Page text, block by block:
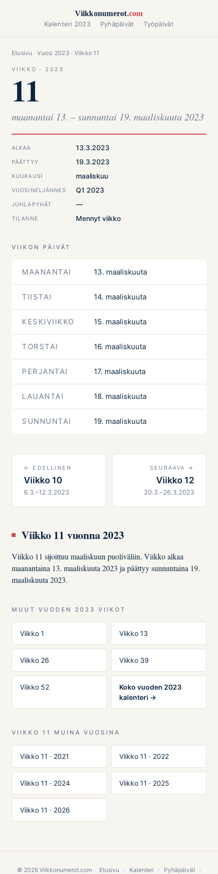
Viikkonumerot.com
Kalenteri 2023 Pyhäpäivät Työpäivät
Etusivu ·Vuosi 2023 · Viikko 11
VIIKKO · 2023
11
maanantai 13. – sunnuntai 19. maaliskuuta 2023
ALKAA 13.3.2023
PÄÄTTYY 19.3.2023
KUUKAUSI maaliskuu
VUOSINELJÄNNES Q1 2023
JUHLAPYHÄT —
TILANNE Mennyt viikko
VIIKON PÄIVÄT
MAANANTAI 13. maaliskuuta
TIISTAI 14. maaliskuuta
KESKIVIIKKO 15. maaliskuuta
TORSTAI 16. maaliskuuta
PERJANTAI 17. maaliskuuta
LAUANTAI 18. maaliskuuta
SUNNUNTAI 19. maaliskuuta
← EDELLINEN
Viikko 10
6.3.–12.3.2023
SEURAAVA →
Viikko 12
20.3.–26.3.2023
Viikko 11 vuonna 2023
Viikko 11 sijoittuu maaliskuun puoliväliin. Viikko alkaa
maanantaina 13. maaliskuuta 2023 ja päättyy sunnuntaina 19.
maaliskuuta 2023.
MUUT VUODEN 2023 VIIKOT
Viikko 1 Viikko 13
Viikko 26 Viikko 39
Viikko 52
Koko vuoden 2023
kalenteri →
VIIKKO 11 MUINA VUOSINA
Viikko 11 · 2021 Viikko 11 · 2022
Viikko 11 · 2024 Viikko 11 · 2025
Viikko 11 · 2026
© 2026 Viikkonumerot.com · Etusivu · Kalenteri · Pyhäpäivät ·